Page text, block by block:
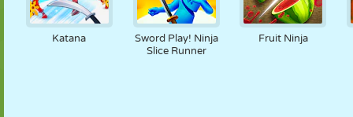
Katana
Sword Play! Ninja
Slice Runner
Fruit Ninja